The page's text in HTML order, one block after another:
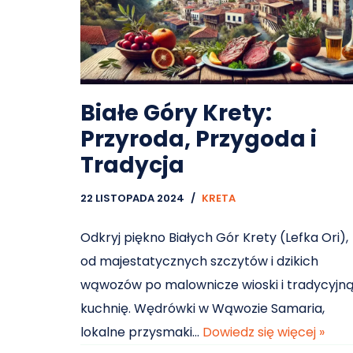
Białe Góry Krety:
Przyroda, Przygoda i
Tradycja
22 LISTOPADA 2024 KRETA
Odkryj piękno Białych Gór Krety (Lefka Ori),
od majestatycznych szczytów i dzikich
wąwozów po malownicze wioski i
kuchnię. Wędrówki w Wąwozie Samaria,
lokalne przysmaki… Dowiedz się więcej »